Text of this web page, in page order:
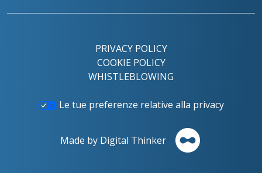
PRIVACY POLICY
COOKIE POLICY
WHISTLEBLOWING
Le tue preferenze relative alla privacy
Made by Digital Thinker